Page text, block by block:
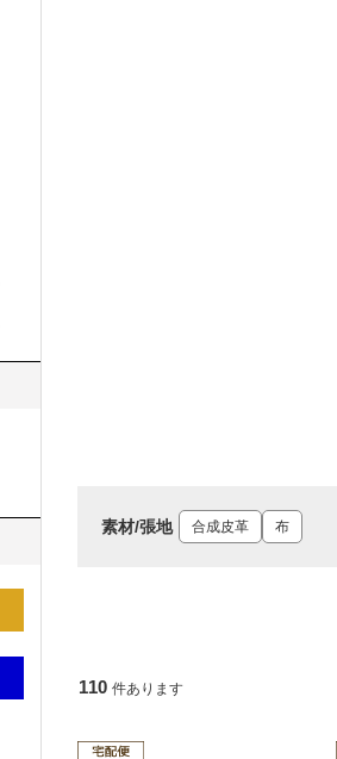
素材/張地 合成皮革 布
110 件あります